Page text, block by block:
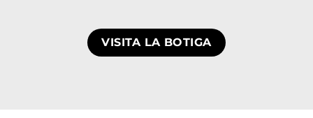
VISITA LA BOTIGA